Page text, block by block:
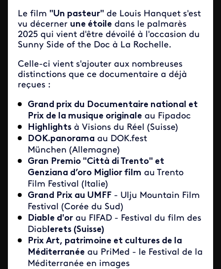
Le film "Un pasteur" de Louis Hanquet s'est
vu décerner une étoile dans le palmarès
2025 qui vient d'être dévoilé à l'occasion du
Sunny Side of the Doc à La Rochelle.
Celle-ci vient s'ajouter aux nombreuses
distinctions que ce documentaire a déjà
reçues :
Grand prix du Documentaire national et
Prix de la musique originale au Fipadoc
Highlights à Visions du Réel (Suisse)
DOK.panorama au DOK.fest
München (Allemagne)
Gran Premio "Città di Trento" et
Genziana d’oro Miglior film au Trento
Film Festival (Italie)
Grand Prix au UMFF - Ulju Mountain Film
Festival (Corée du Sud)
Diable d'or au FIFAD - Festival du film des
Diablerets (Suisse)
Prix Art, patrimoine et cultures de la
Méditerranée au PriMed - le Festival de la
Méditerranée en images